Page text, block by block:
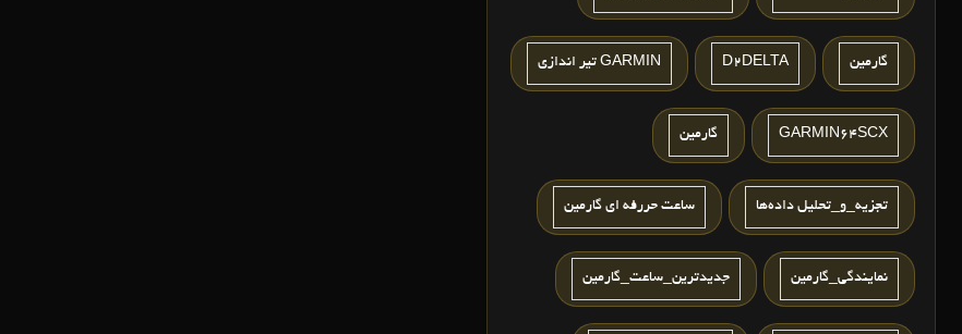
گارمين D2DELTA GARMIN تیر اندازی
GARMIN64SCX گارمین
تجزیه_و_تحلیل داده‌ها ساعت حررفه ای گارمین
نمایندگی_گارمین جدیدترین_ساعت_گارمین